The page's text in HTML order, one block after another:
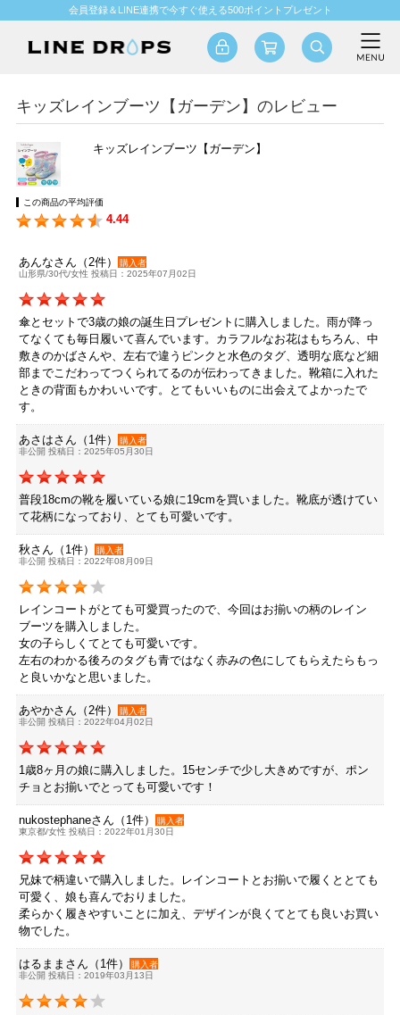
会員登録＆LINE連携で今すぐ使える500ポイントプレゼント
キッズレインブーツ【ガーデン】のレビュー
キッズレインブーツ【ガーデン】
この商品の平均評価
4.44
あんなさん（2件）
購入者
山形県/30代/女性 投稿日：2025年07月02日
傘とセットで3歳の娘の誕生日プレゼントに購入しました。雨が降っ
てなくても毎日履いて喜んでいます。カラフルなお花はもちろん、中
敷きのかばさんや、左右で違うピンクと水色のタグ、透明な底など細
部までこだわってつくられてるのが伝わってきました。靴箱に入れた
ときの背面もかわいいです。とてもいいものに出会えてよかったで
す。
あさはさん（1件）
購入者
非公開 投稿日：2025年05月30日
普段18cmの靴を履いている娘に19cmを買いました。靴底が透けてい
て花柄になっており、とても可愛いです。
秋さん（1件）
購入者
非公開 投稿日：2022年08月09日
レインコートがとても可愛買ったので、今回はお揃いの柄のレイン
ブーツを購入しました。
女の子らしくてとても可愛いです。
左右のわかる後ろのタグも青ではなく赤みの色にしてもらえたらもっ
と良いかなと思いました。
あやかさん（2件）
購入者
非公開 投稿日：2022年04月02日
1歳8ヶ月の娘に購入しました。15センチで少し大きめですが、ポン
チョとお揃いでとっても可愛いです！
nukostephaneさん（1件）
購入者
東京都/女性 投稿日：2022年01月30日
兄妹で柄違いで購入しました。レインコートとお揃いで履くととても
可愛く、娘も喜んでおりました。
柔らかく履きやすいことに加え、デザインが良くてとても良いお買い
物でした。
はるままさん（1件）
購入者
非公開 投稿日：2019年03月13日